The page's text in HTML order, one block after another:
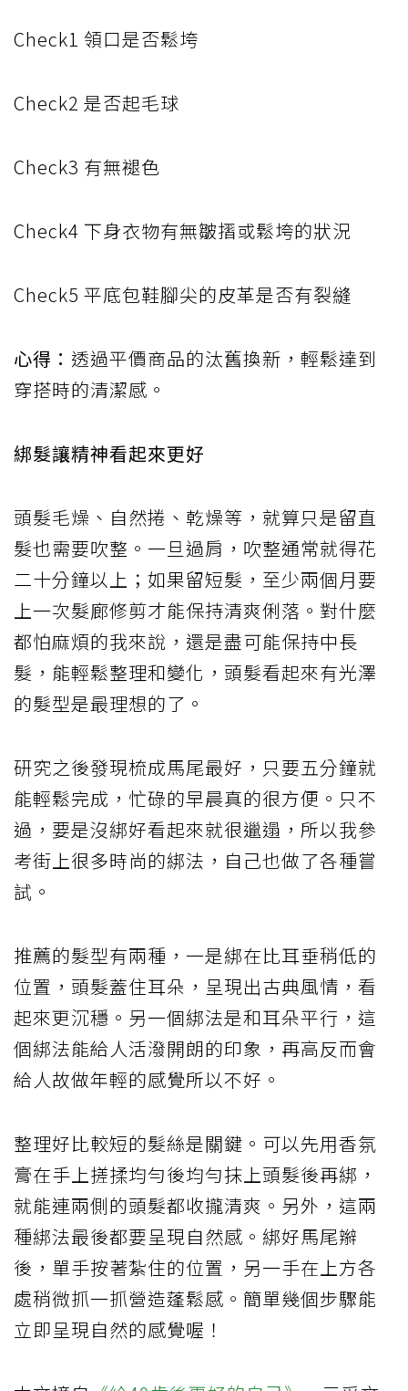
Check1 領口是否鬆垮
Check2 是否起毛球
Check3 有無褪色
Check4 下身衣物有無皺摺或鬆垮的狀況
Check5 平底包鞋腳尖的皮革是否有裂縫
心得： 透過平價商品的汰舊換新，輕鬆達到
穿搭時的清潔感。
綁髮讓精神看起來更好
頭髮毛燥、自然捲、乾燥等，就算只是留直
髮也需要吹整。一旦過肩，吹整通常就得花
二十分鐘以上；如果留短髮，至少兩個月要
上一次髮廊修剪才能保持清爽俐落。對什麼
都怕麻煩的我來說，還是盡可能保持中長
髮，能輕鬆整理和變化，頭髮看起來有光澤
的髮型是最理想的了。
研究之後發現梳成馬尾最好，只要五分鐘就
能輕鬆完成，忙碌的早晨真的很方便。只不
過，要是沒綁好看起來就很邋遢，所以我參
考街上很多時尚的綁法，自己也做了各種嘗
試。
推薦的髮型有兩種，一是綁在比耳垂稍低的
位置，頭髮蓋住耳朵，呈現出古典風情，看
起來更沉穩。另一個綁法是和耳朵平行，這
個綁法能給人活潑開朗的印象，再高反而會
給人故做年輕的感覺所以不好。
整理好比較短的髮絲是關鍵。可以先用香氛
膏在手上搓揉均勻後均勻抹上頭髮後再綁，
就能連兩側的頭髮都收攏清爽。另外，這兩
種綁法最後都要呈現自然感。綁好馬尾辮
後，單手按著紮住的位置，另一手在上方各
處稍微抓一抓營造蓬鬆感。簡單幾個步驟能
立即呈現自然的感覺喔！